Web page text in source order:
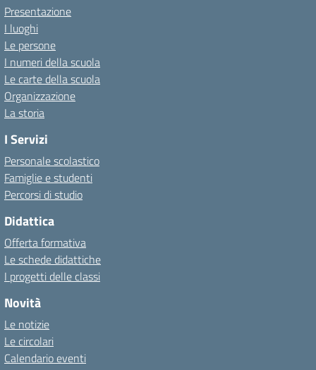
Presentazione
I luoghi
Le persone
I numeri della scuola
Le carte della scuola
Organizzazione
La storia
I Servizi
Personale scolastico
Famiglie e studenti
Percorsi di studio
Didattica
Offerta formativa
Le schede didattiche
I progetti delle classi
Novità
Le notizie
Le circolari
Calendario eventi